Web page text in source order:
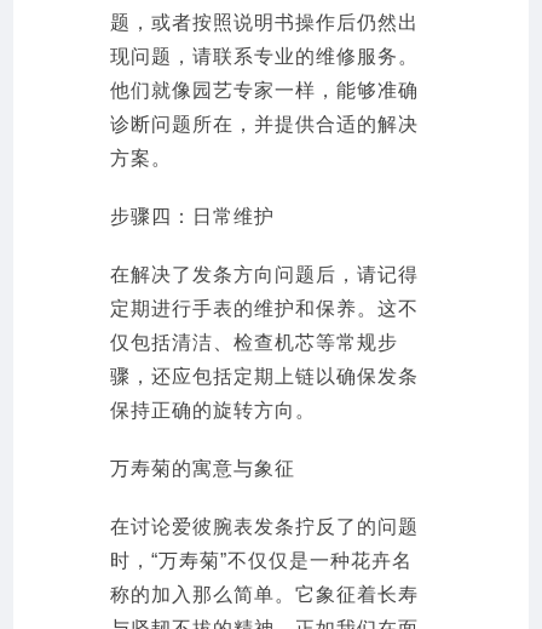
题，或者按照说明书操作后仍然出
现问题，请联系专业的维修服务。
他们就像园艺专家一样，能够准确
诊断问题所在，并提供合适的解决
方案。
步骤四：日常维护
在解决了发条方向问题后，请记得
定期进行手表的维护和保养。这不
仅包括清洁、检查机芯等常规步
骤，还应包括定期上链以确保发条
保持正确的旋转方向。
万寿菊的寓意与象征
在讨论爱彼腕表发条拧反了的问题
时，“万寿菊”不仅仅是一种花卉名
称的加入那么简单。它象征着长寿